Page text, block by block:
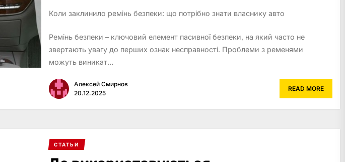
Коли заклинило ремінь безпеки: що потрібно знати власнику авто
Ремінь безпеки – ключовий елемент пасивної безпеки, на який часто не
звертають увагу до перших ознак несправності. Проблеми з ременями
можуть виникат…
Алексей Смирнов
20.12.2025
READ MORE
СТАТЬИ